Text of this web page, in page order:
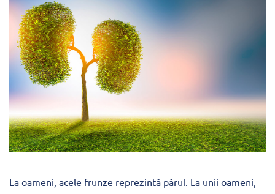
La oameni, acele frunze reprezintă părul. La unii oameni,